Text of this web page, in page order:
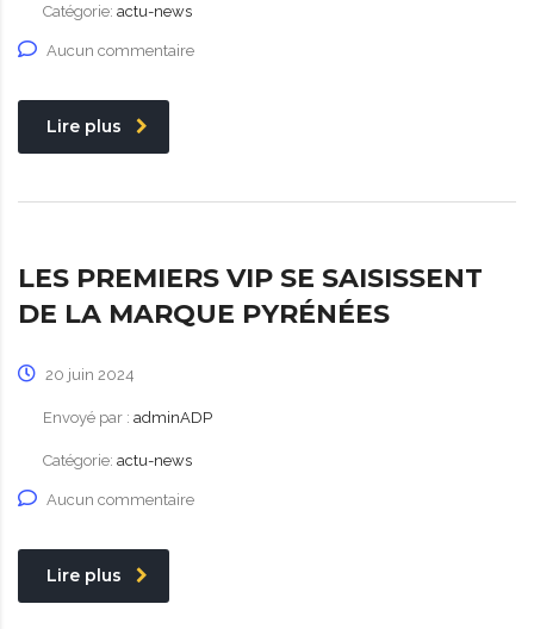
Catégorie: actu-news
Aucun commentaire
Lire plus
LES PREMIERS VIP SE SAISISSENT
DE LA MARQUE PYRÉNÉES
20 juin 2024
Envoyé par : adminADP
Catégorie: actu-news
Aucun commentaire
Lire plus